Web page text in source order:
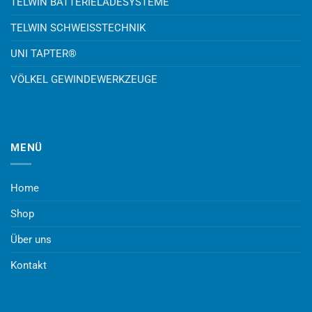
TELWIN SCHWEISSTECHNIK
UNI TAPTER®
VÖLKEL GEWINDEWERKZEUGE
MENÜ
Home
Shop
Über uns
Kontakt